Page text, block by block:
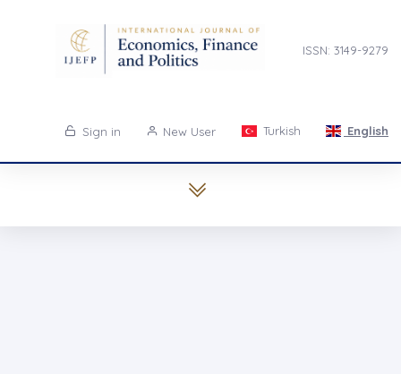
ISSN: 3149-9279
Sign in New User Turkish English